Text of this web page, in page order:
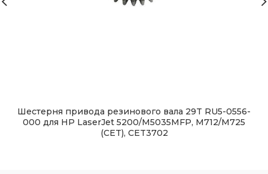
Шестерня привода резинового вала 29T RU5-0556-
000 для HP LaserJet 5200/M5035MFP, M712/M725
(CET), CET3702